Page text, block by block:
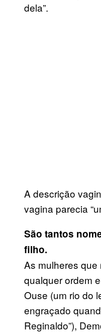
dela”.
A descrição
vagina parecia
São tantos
filho.
As mulheres
qualquer ordem
Ouse (um rio do
engraçado
Reginaldo”),